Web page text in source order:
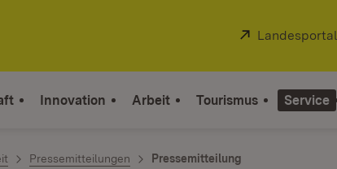
Extern:
Landesportal
Innovation Arbeit Tourismus Service
Pressemitteilungen Pressemitteilung